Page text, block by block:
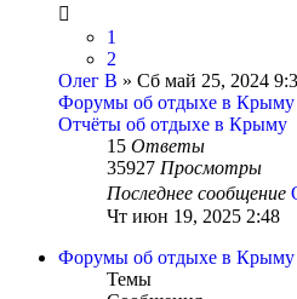
1
2
Олег В » Сб май 25, 2024
Форумы об отдыхе в Крыму
Отчёты об отдыхе в Крыму
15 Ответы
35927 Просмотры
Последнее сообщение
Чт июн 19, 2025 2:48
Форумы об отдыхе в Крыму
Темы